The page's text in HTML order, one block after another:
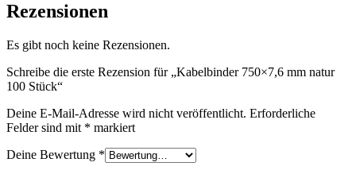
Rezensionen
Es gibt noch keine Rezensionen.
Schreibe die erste Rezension für „Kabelbinder 750×7,6 mm natur
100 Stück“
Deine E-Mail-Adresse wird nicht veröffentlicht. Erforderliche
Felder sind mit * markiert
Deine Bewertung *